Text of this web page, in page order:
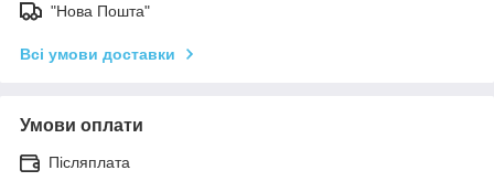
"Нова Пошта"
Всі умови доставки
Умови оплати
Післяплата